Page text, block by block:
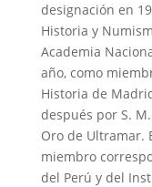
designación en
Historia y
Academia
año, como
Historia de
después por S.
Oro de Ultramar.
miembro
del Perú y del